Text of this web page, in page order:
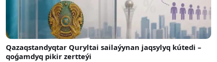
Qazaqstandyqtar Quryltai sailaýynan jaqsylyq kútedi –
qoǵamdyq pikir zertteýi